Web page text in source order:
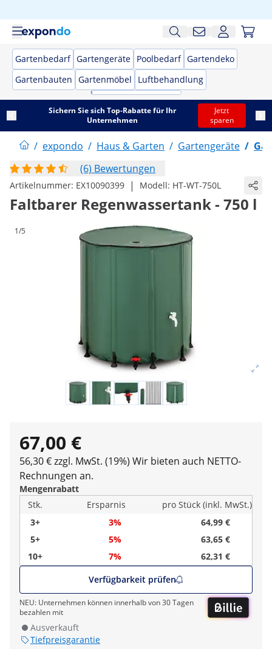
Gartenbedarf Gartengeräte Poolbedarf Gartendeko
Gartenbauten Gartenmöbel Luftbehandlung
Sichern Sie sich Top-Rabatte für Ihr
Unternehmen
Jetzt
sparen
/ expondo / Haus & Garten / Gartengeräte /
(6) Bewertungen
Artikelnummer: EX10090399 | Modell: HT-WT-750L
Faltbarer Regenwassertank - 750 l
1/5
67,00 €
56,30 € zzgl. MwSt. (19%) Wir bieten auch NETTO-
Rechnungen an.
Mengenrabatt
Stk.
Ersparnis
pro Stück (inkl. MwSt.)
3+
3%
64,99 €
5+
5%
63,65 €
10+
7%
62,31 €
Verfügbarkeit prüfen
NEU: Unternehmen können innerhalb von 30 Tagen
bezahlen mit
Ausverkauft
Tiefpreisgarantie